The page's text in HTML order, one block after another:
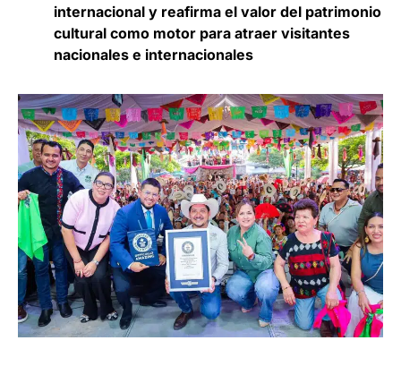
internacional y reafirma el valor del patrimonio
cultural como motor para atraer visitantes
nacionales e internacionales